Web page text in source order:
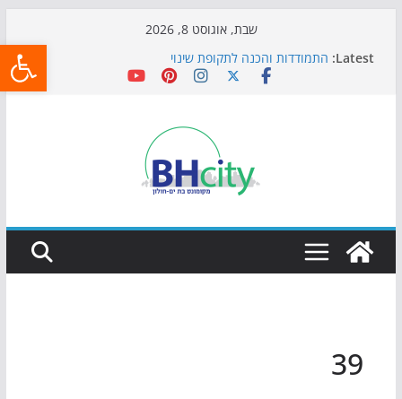
שבת, אוגוסט 8, 2026
Latest: התמודדות והכנה לתקופת שינוי
אי ההרפתקאות ממשיך לכבוש את הגינות: מאות משפחות
כדורגל באווירה מיוחדת: הקרנת גמר המונדיאל בטרמינל
הקיץ של בני הנוער בבת־ים: חוף הריביירה הופך למרחב
בטוח בשעות הערב
39